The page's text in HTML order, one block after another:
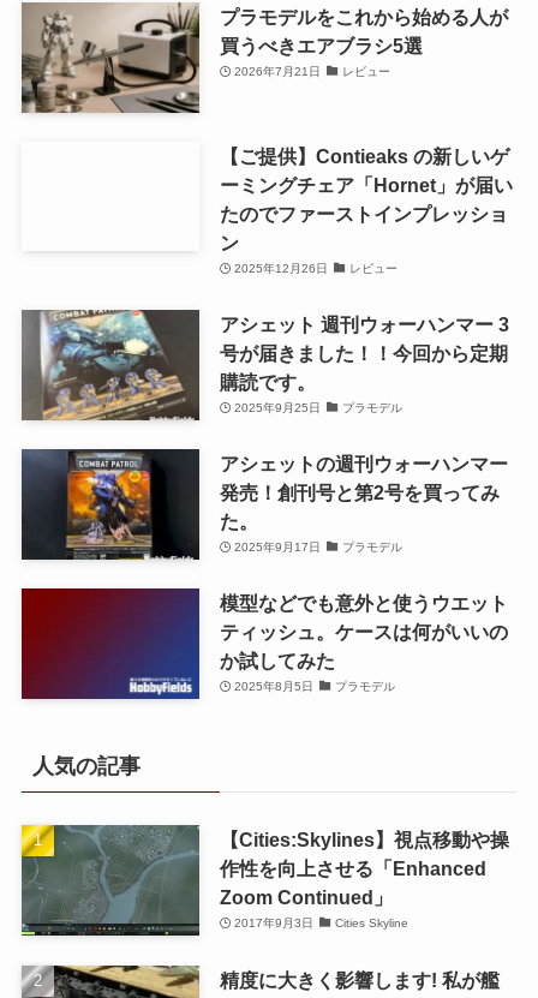
プラモデルをこれから始める人が
買うべきエアブラシ5選
2026年7月21日 レビュー
【ご提供】Contieaks の新しいゲ
ーミングチェア「Hornet」が届い
たのでファーストインプレッショ
ン
2025年12月26日 レビュー
アシェット 週刊ウォーハンマー 3
号が届きました！！今回から定期
購読です。
2025年9月25日 プラモデル
アシェットの週刊ウォーハンマー
発売！創刊号と第2号を買ってみ
た。
2025年9月17日 プラモデル
模型などでも意外と使うウエット
ティッシュ。ケースは何がいいの
か試してみた
2025年8月5日 プラモデル
人気の記事
【Cities:Skylines】視点移動や操
作性を向上させる「Enhanced
Zoom Continued」
2017年9月3日 Cities Skyline
精度に大きく影響します! 私が艦